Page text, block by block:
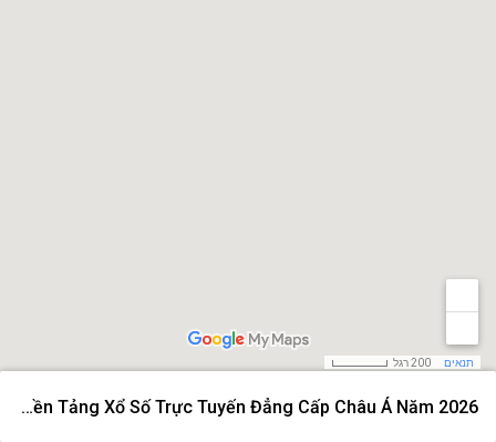
Xoso66 – Nền Tảng Xổ Số Trực Tuyến Đẳng Cấp Châu Á Năm 2026
תנאים 200 רגל